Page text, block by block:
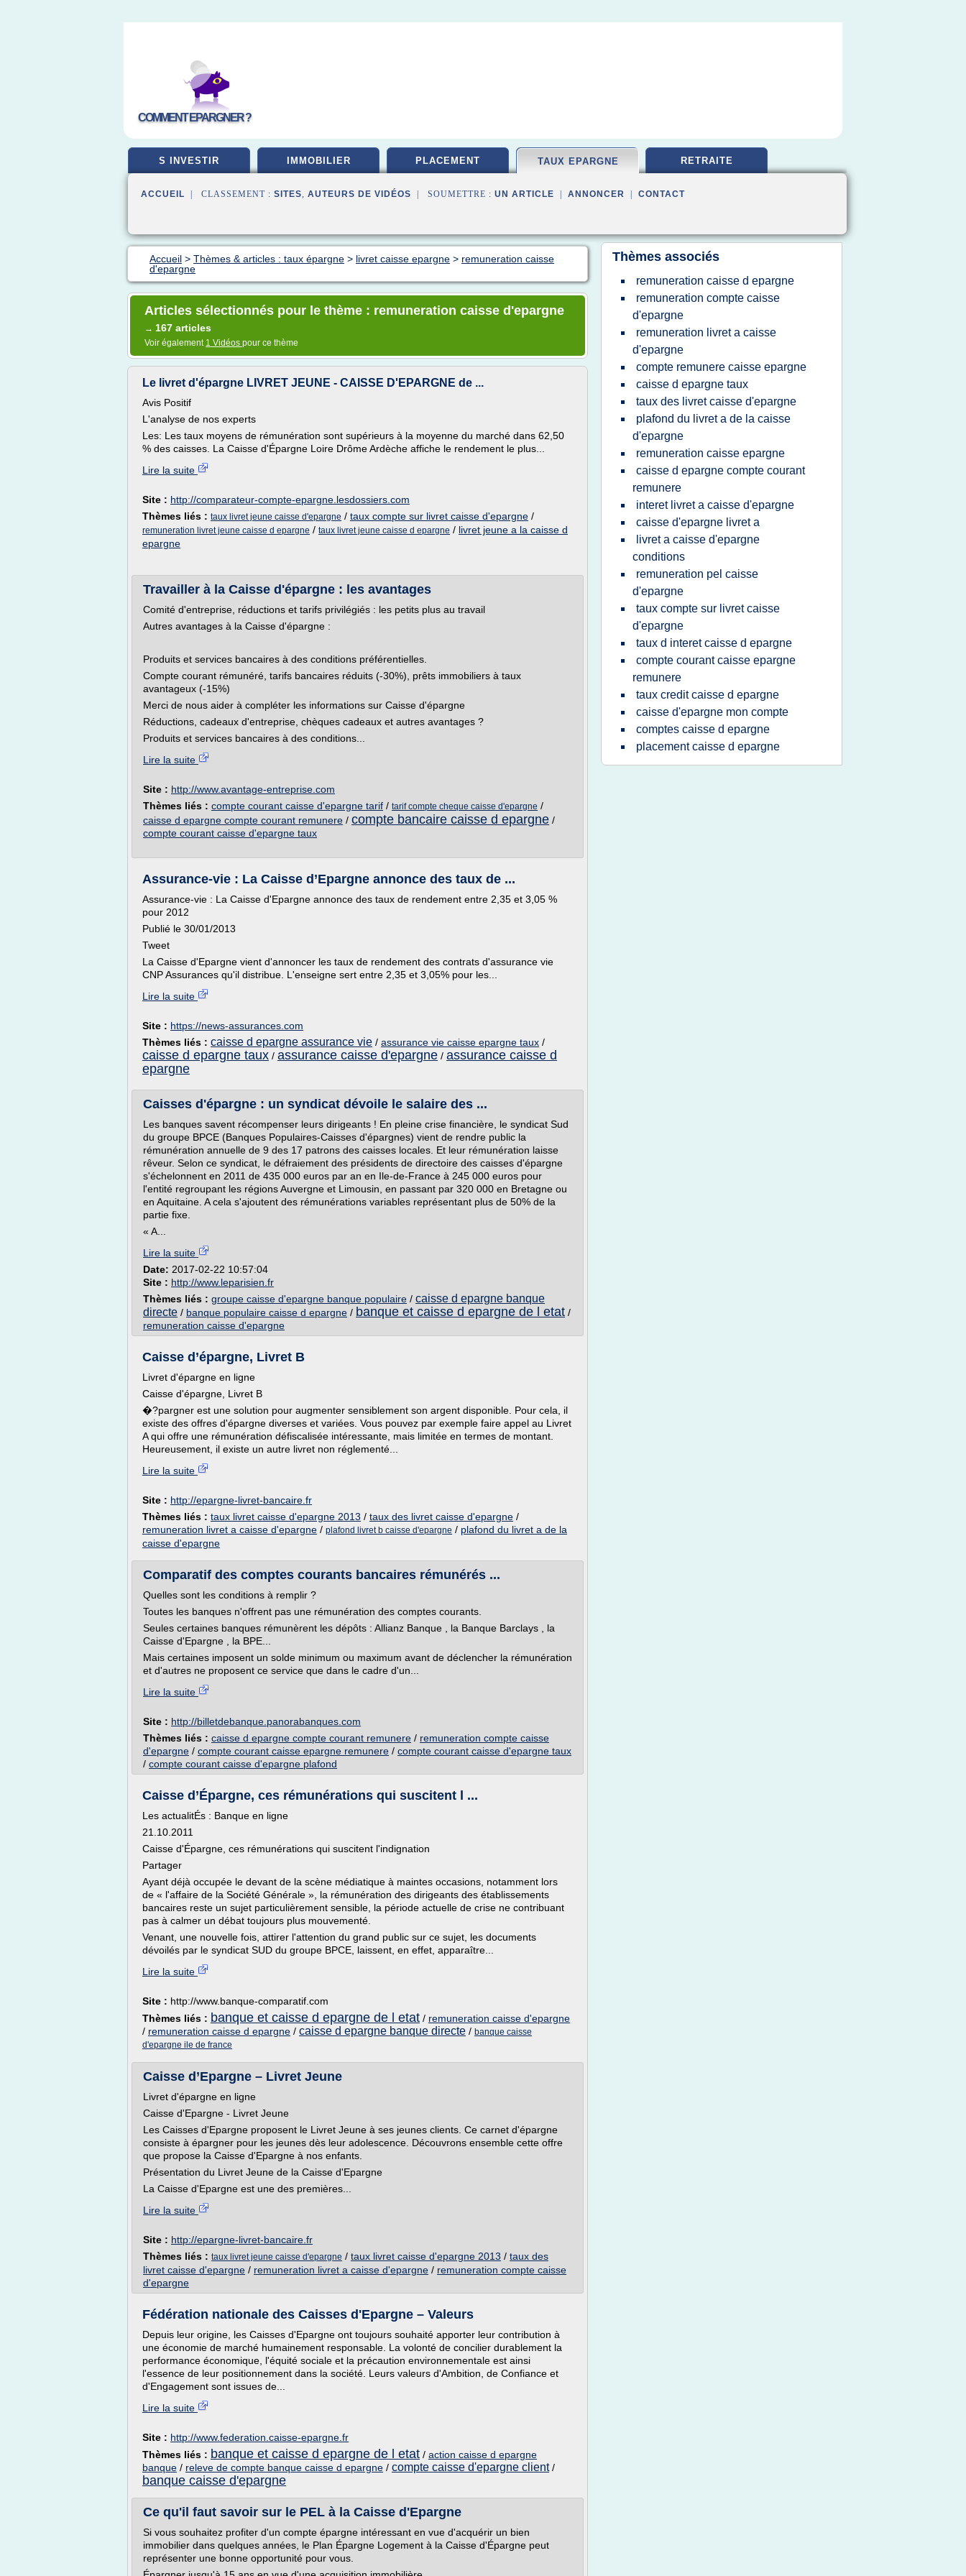
COMMENT EPARGNER ?
S INVESTIR IMMOBILIER PLACEMENT TAUX EPARGNE RETRAITE
ACCUEIL | CLASSEMENT : SITES, AUTEURS DE VIDÉOS | SOUMETTRE : UN ARTICLE ANNONCER CONTACT
Accueil > Thèmes & articles : taux épargne > livret caisse epargne > remuneration caisse
d'epargne
Articles sélectionnés pour le thème : remuneration caisse d'epargne
→ 167 articles
Voir également 1 Vidéos pour ce thème
Le livret d'épargne LIVRET JEUNE - CAISSE D'EPARGNE de ...
Avis Positif
L'analyse de nos experts
Les: Les taux moyens de rémunération sont supérieurs à la moyenne du marché dans 62,50
% des caisses. La Caisse d'Épargne Loire Drôme Ardèche affiche le rendement le plus...
Lire la suite
Site : http://comparateur-compte-epargne.lesdossiers.com
Thèmes liés : taux livret jeune caisse d'epargne / taux compte sur livret caisse d'epargne /
remuneration livret jeune caisse d epargne / taux livret jeune caisse d epargne / livret jeune a la caisse d
epargne
Travailler à la Caisse d'épargne : les avantages
Comité d'entreprise, réductions et tarifs privilégiés : les petits plus au travail
Autres avantages à la Caisse d'épargne :
Produits et services bancaires à des conditions préférentielles.
Compte courant rémunéré, tarifs bancaires réduits (-30%), prêts immobiliers à taux
avantageux (-15%)
Merci de nous aider à compléter les informations sur Caisse d'épargne
Réductions, cadeaux d'entreprise, chèques cadeaux et autres avantages ?
Produits et services bancaires à des conditions...
Lire la suite
Site : http://www.avantage-entreprise.com
Thèmes liés : compte courant caisse d'epargne tarif / tarif compte cheque caisse d'epargne /
caisse d epargne compte courant remunere / compte bancaire caisse d epargne /
compte courant caisse d'epargne taux
Assurance-vie : La Caisse d’Epargne annonce des taux de ...
Assurance-vie : La Caisse d'Epargne annonce des taux de rendement entre 2,35 et 3,05 %
pour 2012
Publié le 30/01/2013
Tweet
La Caisse d'Epargne vient d'annoncer les taux de rendement des contrats d'assurance vie
CNP Assurances qu'il distribue. L'enseigne sert entre 2,35 et 3,05% pour les...
Lire la suite
Site : https://news-assurances.com
Thèmes liés : caisse d epargne assurance vie / assurance vie caisse epargne taux /
caisse d epargne taux / assurance caisse d'epargne / assurance caisse d
epargne
Caisses d'épargne : un syndicat dévoile le salaire des ...
Les banques savent récompenser leurs dirigeants ! En pleine crise financière, le syndicat Sud
du groupe BPCE (Banques Populaires-Caisses d'épargnes) vient de rendre public la
rémunération annuelle de 9 des 17 patrons des caisses locales. Et leur rémunération laisse
rêveur. Selon ce syndicat, le défraiement des présidents de directoire des caisses d'épargne
s'échelonnent en 2011 de 435 000 euros par an en Ile-de-France à 245 000 euros pour
l'entité regroupant les régions Auvergne et Limousin, en passant par 320 000 en Bretagne ou
en Aquitaine. A cela s'ajoutent des rémunérations variables représentant plus de 50% de la
partie fixe.
« A...
Lire la suite
Date: 2017-02-22 10:57:04
Site : http://www.leparisien.fr
Thèmes liés : groupe caisse d'epargne banque populaire / caisse d epargne banque
directe / banque populaire caisse d epargne / banque et caisse d epargne de l etat /
remuneration caisse d'epargne
Caisse d’épargne, Livret B
Livret d'épargne en ligne
Caisse d'épargne, Livret B
�?pargner est une solution pour augmenter sensiblement son argent disponible. Pour cela, il
existe des offres d'épargne diverses et variées. Vous pouvez par exemple faire appel au Livret
A qui offre une rémunération défiscalisée intéressante, mais limitée en termes de montant.
Heureusement, il existe un autre livret non réglementé...
Lire la suite
Site : http://epargne-livret-bancaire.fr
Thèmes liés : taux livret caisse d'epargne 2013 / taux des livret caisse d'epargne /
remuneration livret a caisse d'epargne / plafond livret b caisse d'epargne / plafond du livret a de la
caisse d'epargne
Comparatif des comptes courants bancaires rémunérés ...
Quelles sont les conditions à remplir ?
Toutes les banques n'offrent pas une rémunération des comptes courants.
Seules certaines banques rémunèrent les dépôts : Allianz Banque , la Banque Barclays , la
Caisse d'Epargne , la BPE...
Mais certaines imposent un solde minimum ou maximum avant de déclencher la rémunération
et d'autres ne proposent ce service que dans le cadre d'un...
Lire la suite
Site : http://billetdebanque.panorabanques.com
Thèmes liés : caisse d epargne compte courant remunere / remuneration compte caisse
d'epargne / compte courant caisse epargne remunere / compte courant caisse d'epargne taux
/ compte courant caisse d'epargne plafond
Caisse d’Épargne, ces rémunérations qui suscitent l ...
Les actualitÉs : Banque en ligne
21.10.2011
Caisse d'Épargne, ces rémunérations qui suscitent l'indignation
Partager
Ayant déjà occupée le devant de la scène médiatique à maintes occasions, notamment lors
de « l'affaire de la Société Générale », la rémunération des dirigeants des établissements
bancaires reste un sujet particulièrement sensible, la période actuelle de crise ne contribuant
pas à calmer un débat toujours plus mouvementé.
Venant, une nouvelle fois, attirer l'attention du grand public sur ce sujet, les documents
dévoilés par le syndicat SUD du groupe BPCE, laissent, en effet, apparaître...
Lire la suite
Site : http://www.banque-comparatif.com
Thèmes liés : banque et caisse d epargne de l etat / remuneration caisse d'epargne
/ remuneration caisse d epargne / caisse d epargne banque directe / banque caisse
d'epargne ile de france
Caisse d’Epargne – Livret Jeune
Livret d'épargne en ligne
Caisse d'Epargne - Livret Jeune
Les Caisses d'Epargne proposent le Livret Jeune à ses jeunes clients. Ce carnet d'épargne
consiste à épargner pour les jeunes dès leur adolescence. Découvrons ensemble cette offre
que propose la Caisse d'Epargne à nos enfants.
Présentation du Livret Jeune de la Caisse d'Epargne
La Caisse d'Epargne est une des premières...
Lire la suite
Site : http://epargne-livret-bancaire.fr
Thèmes liés : taux livret jeune caisse d'epargne / taux livret caisse d'epargne 2013 / taux des
livret caisse d'epargne / remuneration livret a caisse d'epargne / remuneration compte caisse
d'epargne
Fédération nationale des Caisses d'Epargne – Valeurs
Depuis leur origine, les Caisses d'Epargne ont toujours souhaité apporter leur contribution à
une économie de marché humainement responsable. La volonté de concilier durablement la
performance économique, l'équité sociale et la précaution environnementale est ainsi
l'essence de leur positionnement dans la société. Leurs valeurs d'Ambition, de Confiance et
d'Engagement sont issues de...
Lire la suite
Site : http://www.federation.caisse-epargne.fr
Thèmes liés : banque et caisse d epargne de l etat / action caisse d epargne
banque / releve de compte banque caisse d epargne / compte caisse d'epargne client/
banque caisse d'epargne
Ce qu'il faut savoir sur le PEL à la Caisse d'Epargne
Si vous souhaitez profiter d'un compte épargne intéressant en vue d'acquérir un bien
immobilier dans quelques années, le Plan Épargne Logement à la Caisse d'Épargne peut
représenter une bonne opportunité pour vous.
Thèmes associés
remuneration caisse d epargne
remuneration compte caisse
d'epargne
remuneration livret a caisse
d'epargne
compte remunere caisse epargne
caisse d epargne taux
taux des livret caisse d'epargne
plafond du livret a de la caisse
d'epargne
remuneration caisse epargne
caisse d epargne compte courant
remunere
interet livret a caisse d'epargne
caisse d'epargne livret a
livret a caisse d'epargne
conditions
remuneration pel caisse
d'epargne
taux compte sur livret caisse
d'epargne
taux d interet caisse d epargne
compte courant caisse epargne
remunere
taux credit caisse d epargne
caisse d'epargne mon compte
comptes caisse d epargne
placement caisse d epargne